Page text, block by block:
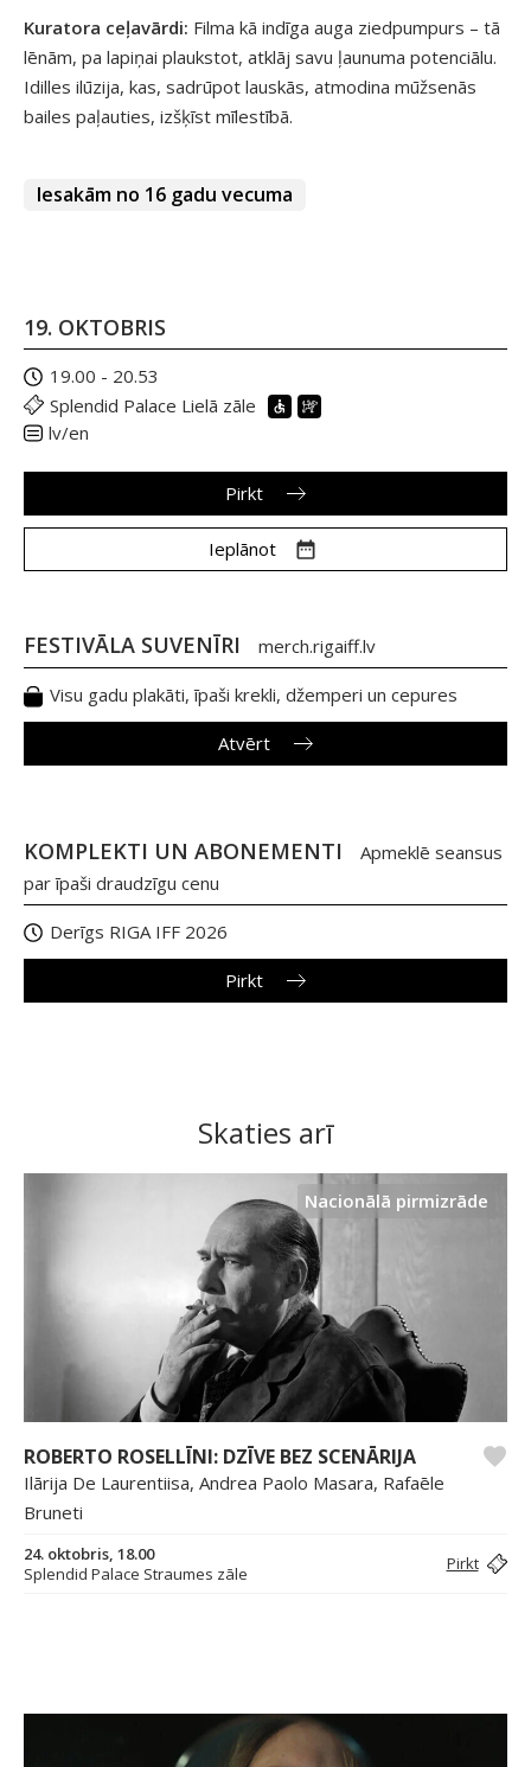
Kuratora ceļavārdi: Filma kā indīga auga ziedpumpurs – tā
lēnām, pa lapiņai plaukstot, atklāj savu ļaunuma potenciālu.
Idilles ilūzija, kas, sadrūpot lauskās, atmodina mūžsenās
bailes paļauties, izšķīst mīlestībā.
Iesakām no 16 gadu vecuma
19. OKTOBRIS
19.00 - 20.53
Splendid Palace Lielā zāle
lv/en
Ieplānot
Pirkt
FESTIVĀLA SUVENĪRI merch.rigaiff.lv
Visu gadu plakāti, īpaši krekli, džemperi un cepures
Atvērt
KOMPLEKTI UN ABONEMENTI
Apmeklē seansus
par īpaši draudzīgu cenu
Derīgs RIGA IFF 2026
Pirkt
Skaties arī
Nacionālā pirmizrāde
ROBERTO ROSELLĪNI: DZĪVE BEZ SCENĀRIJA
Ilārija De Laurentiisa, Andrea Paolo Masara, Rafaēle
Bruneti
24. oktobris, 18.00
Splendid Palace Straumes zāle
Pirkt